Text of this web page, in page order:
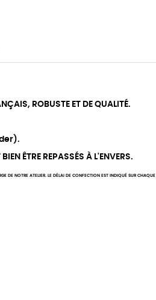
ROBUSTE ET DE QUALITÉ.
ÊTRE REPASSÉS À L'ENVERS.
NOTRE ATELIER. LE DÉLAI DE CONFECTION EST INDIQUÉ SUR CHAQUE